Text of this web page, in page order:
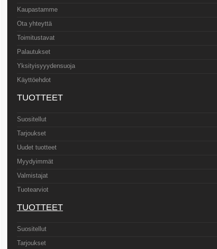
Kaupastamme
Ota yhteyttä
Toimitustavat
Palautukset
Yksityisyyydensuoja
Käyttöehdot
TUOTTEET
Suositellut
Tarjoukset
Uudet tuotteet
Myydyimmät
Valmistajat
Tuotearviot
TUOTTEET
Suositellut
Tarjoukset